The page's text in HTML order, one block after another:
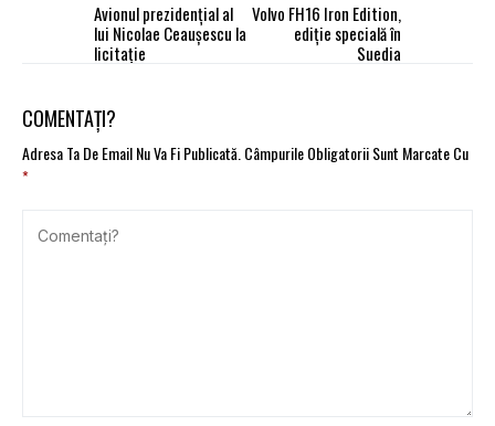
Avionul prezidențial al
lui Nicolae Ceaușescu la
licitație
Volvo FH16 Iron Edition,
ediție specială în
Suedia
COMENTAȚI?
Adresa Ta De Email Nu Va Fi Publicată. Câmpurile Obligatorii Sunt Marcate Cu
*